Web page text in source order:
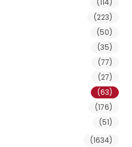
(114)
(223)
(50)
(35)
(77)
(27)
(63)
(176)
(51)
(1634)